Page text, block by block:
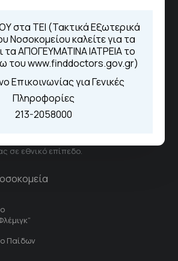
στα ΤΕΙ (Τακτικά Εξωτερικά
Νοσοκομείου καλείτε για τα
τα ΑΠΟΓΕΥΜΑΤΙΝΑ ΙΑΤΡΕΙΑ το
του www.finddoctors.gov.gr)
Επικοινωνίας για Γενικές
Πληροφορίες
213-2058000
με άλλα νοσηλευτικά
υγείας στα πλαίσια εφαρμογής
σε εθνικό επίπεδο.
Παίδων